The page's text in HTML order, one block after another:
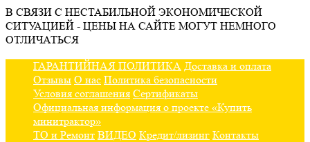
В СВЯЗИ С НЕСТАБИЛЬНОЙ ЭКОНОМИЧЕСКОЙ
СИТУАЦИЕЙ - ЦЕНЫ НА САЙТЕ МОГУТ НЕМНОГО
ОТЛИЧАТЬСЯ
ГАРАНТИЙНАЯ ПОЛИТИКА Доставка и оплата
Отзывы О нас Политика безопасности
Условия соглашения Сертификаты
Официальная информация о проекте «Купить
минитрактор»
ТО и Ремонт ВИДЕО Кредит/лизинг Контакты